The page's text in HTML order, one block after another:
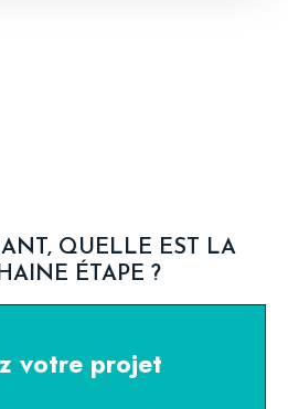
QUELLE EST LA
ÉTAPE ?
votre projet